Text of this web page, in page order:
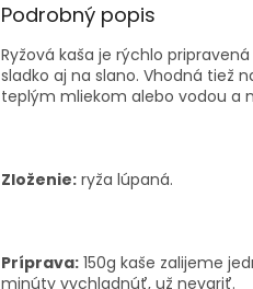
Podrobný popis
Ryžová kaša je rýchlo
sladko aj na slano. Vhodná tiež
teplým mliekom alebo vodou a
Zloženie: ryža lúpaná.
Príprava: 150g kaše zalijeme
minúty vychladnúť, už nevariť.